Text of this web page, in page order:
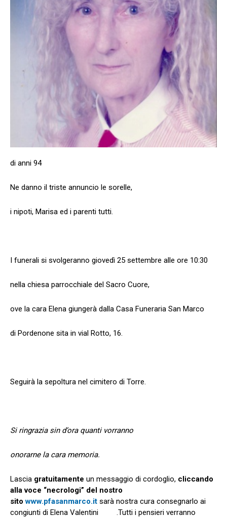
di anni 94
Ne danno il triste annuncio le sorelle,
i nipoti, Marisa ed i parenti tutti.
I funerali si svolgeranno giovedì 25 settembre alle ore 10:30
nella chiesa parrocchiale del Sacro Cuore,
ove la cara Elena giungerà dalla Casa Funeraria San Marco
di Pordenone sita in vial Rotto, 16.
Seguirà la sepoltura nel cimitero di Torre.
Si ringrazia sin d’ora quanti vorranno
onorarne la cara memoria.
Lascia gratuitamente un messaggio di cordoglio, cliccando
alla voce “necrologi” del nostro
sitowww.pfasanmarco.it sarà nostra cura consegnarlo ai
congiunti di Elena Valentini .Tutti i pensieri verranno